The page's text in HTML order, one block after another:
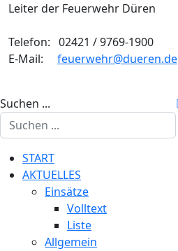
Leiter der Feuerwehr Düren
Telefon: 02421 / 9769-1900
E-Mail: feuerwehr@dueren.de
Suchen ...
START
AKTUELLES
Einsätze
Volltext
Liste
Allgemein